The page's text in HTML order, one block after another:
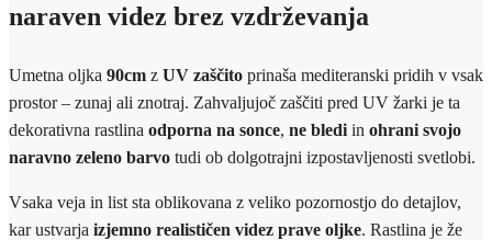
naraven videz brez vzdrževanja
Umetna oljka 90cm z UV zaščito prinaša mediteranski pridih v vsak
prostor – zunaj ali znotraj. Zahvaljujoč zaščiti pred UV žarki je ta
dekorativna rastlina odporna na sonce, ne bledi in ohrani svojo
naravno zeleno barvo tudi ob dolgotrajni izpostavljenosti svetlobi.
Vsaka veja in list sta oblikovana z veliko pozornostjo do detajlov,
kar ustvarja izjemno realističen videz prave oljke. Rastlina je že